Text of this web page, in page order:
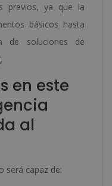
previos, ya que la
básicos hasta
de soluciones de
en este
al
será capaz de: